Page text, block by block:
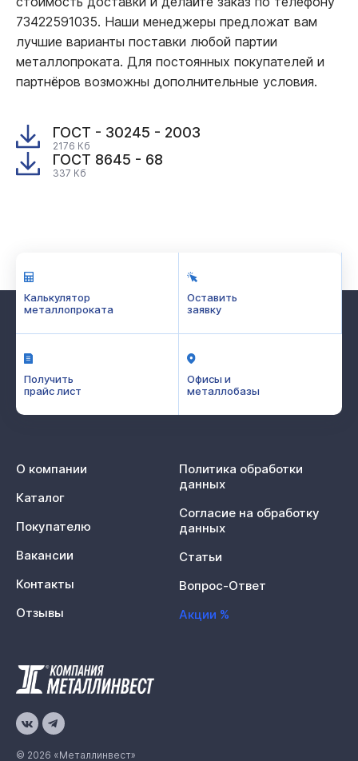
73422591035. Наши менеджеры предложат вам
лучшие варианты поставки любой партии
металлопроката. Для постоянных покупателей и
партнёров возможны дополнительные условия.
ГОСТ - 30245 - 2003
2176 Кб
ГОСТ 8645 - 68
337 Кб
Калькулятор
металлопроката
Оставить
заявку
Получить
прайс лист
Офисы и
металлобазы
© 2026 «Металлинвест»
О компании
Каталог
Покупателю
Вакансии
Контакты
Отзывы
Политика обработки
данных
Согласие на обработку
данных
Статьи
Вопрос-Ответ
Акции %